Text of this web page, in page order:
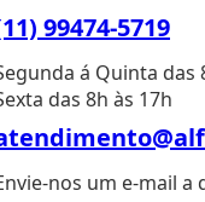
99474-5719
á Quinta das
das 8h às 17h
nos um e-mail